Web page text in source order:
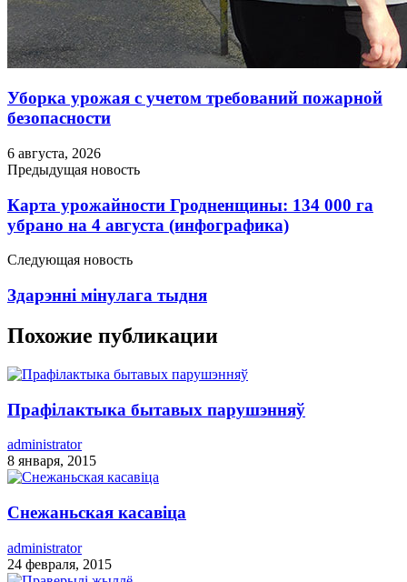
Уборка урожая с учетом требований пожарной
безопасности
6 августа, 2026
Предыдущая новость
Карта урожайности Гродненщины: 134 000 га
убрано на 4 августа (инфографика)
Следующая новость
Здарэнні мінулага тыдня
Похожие публикации
Прафілактыка бытавых парушэнняў
administrator
8 января, 2015
Снежаньская касавіца
administrator
24 февраля, 2015